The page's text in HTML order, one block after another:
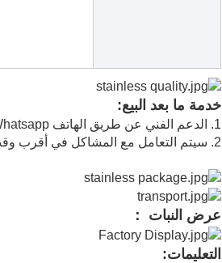
خدمة ما بعد البيع:
1. الدعم الفني عن طريق الهاتف Whatsapp أو البريد الإلكتروني على مدار الساعة
2. سيتم التعامل مع المشاكل في أقرب وقت ممكن وفقا للوضع
عرض النبات ：
التعليمات: